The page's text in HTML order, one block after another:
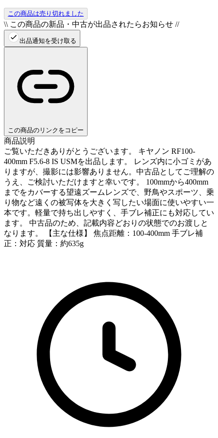
この商品は売り切れました
\\ この商品の新品・中古が出品されたらお知らせ //
出品通知を受け取る
この商品のリンクをコピー
商品説明
ご覧いただきありがとうございます。 キヤノン RF100-
400mm F5.6-8 IS USMを出品します。 レンズ内に小ゴミがあ
りますが、撮影には影響ありません。中古品としてご理解の
うえ、ご検討いただけますと幸いです。 100mmから400mm
までをカバーする望遠ズームレンズで、野鳥やスポーツ、乗
り物など遠くの被写体を大きく写したい場面に使いやすい一
本です。軽量で持ち出しやすく、手ブレ補正にも対応してい
ます。 中古品のため、記載内容どおりの状態でのお渡しと
なります。 【主な仕様】 焦点距離：100-400mm 手ブレ補
正：対応 質量：約635g